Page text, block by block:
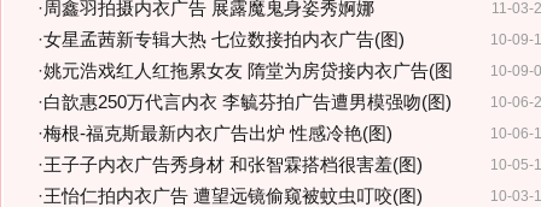
11-03-
·周鑫羽拍摄内衣广告 展露魔鬼身姿秀婀娜
10-09-
·女星孟茜新专辑大热 七位数接拍内衣广告(图)
10-09-
·姚元浩戏红人红拖累女友 隋堂为房贷接内衣广告(图
10-06-
·白歆惠250万代言内衣 李毓芬拍广告遭男模强吻(图)
10-06-
·梅根-福克斯最新内衣广告出炉 性感冷艳(图)
10-05-
·王子子内衣广告秀身材 和张智霖搭档很害羞(图)
10-03-
·王怡仁拍内衣广告 遭望远镜偷窥被蚊虫叮咬(图)